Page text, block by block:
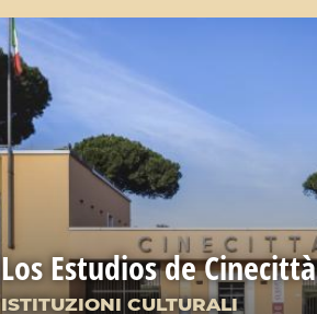
Los Estudios de Cinecittà
ISTITUZIONI CULTURALI